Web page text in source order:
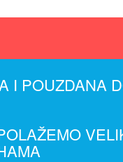
I POUZDANA